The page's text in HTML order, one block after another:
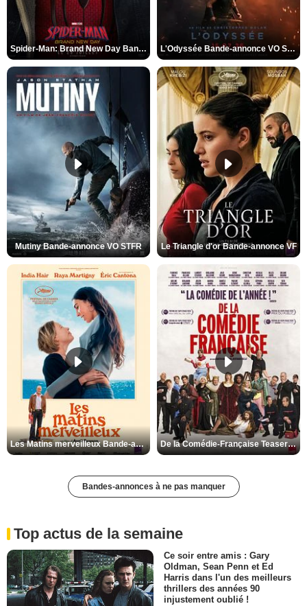
Spider-Man: Brand New Day Bande-annonce VO STFR L'Odyssée Bande-annonce VO STFR
Mutiny Bande-annonce VO STFR Le Triangle d'or Bande-annonce VF
Les Matins merveilleux Bande-annonce VF De la Comédie-Française Teaser VF
Bandes-annonces à ne pas manquer
Top actus de la semaine
Ce soir entre amis : Gary
Oldman, Sean Penn et Ed
Harris dans l'un des meilleurs
thrillers des années 90
injustement oublié !